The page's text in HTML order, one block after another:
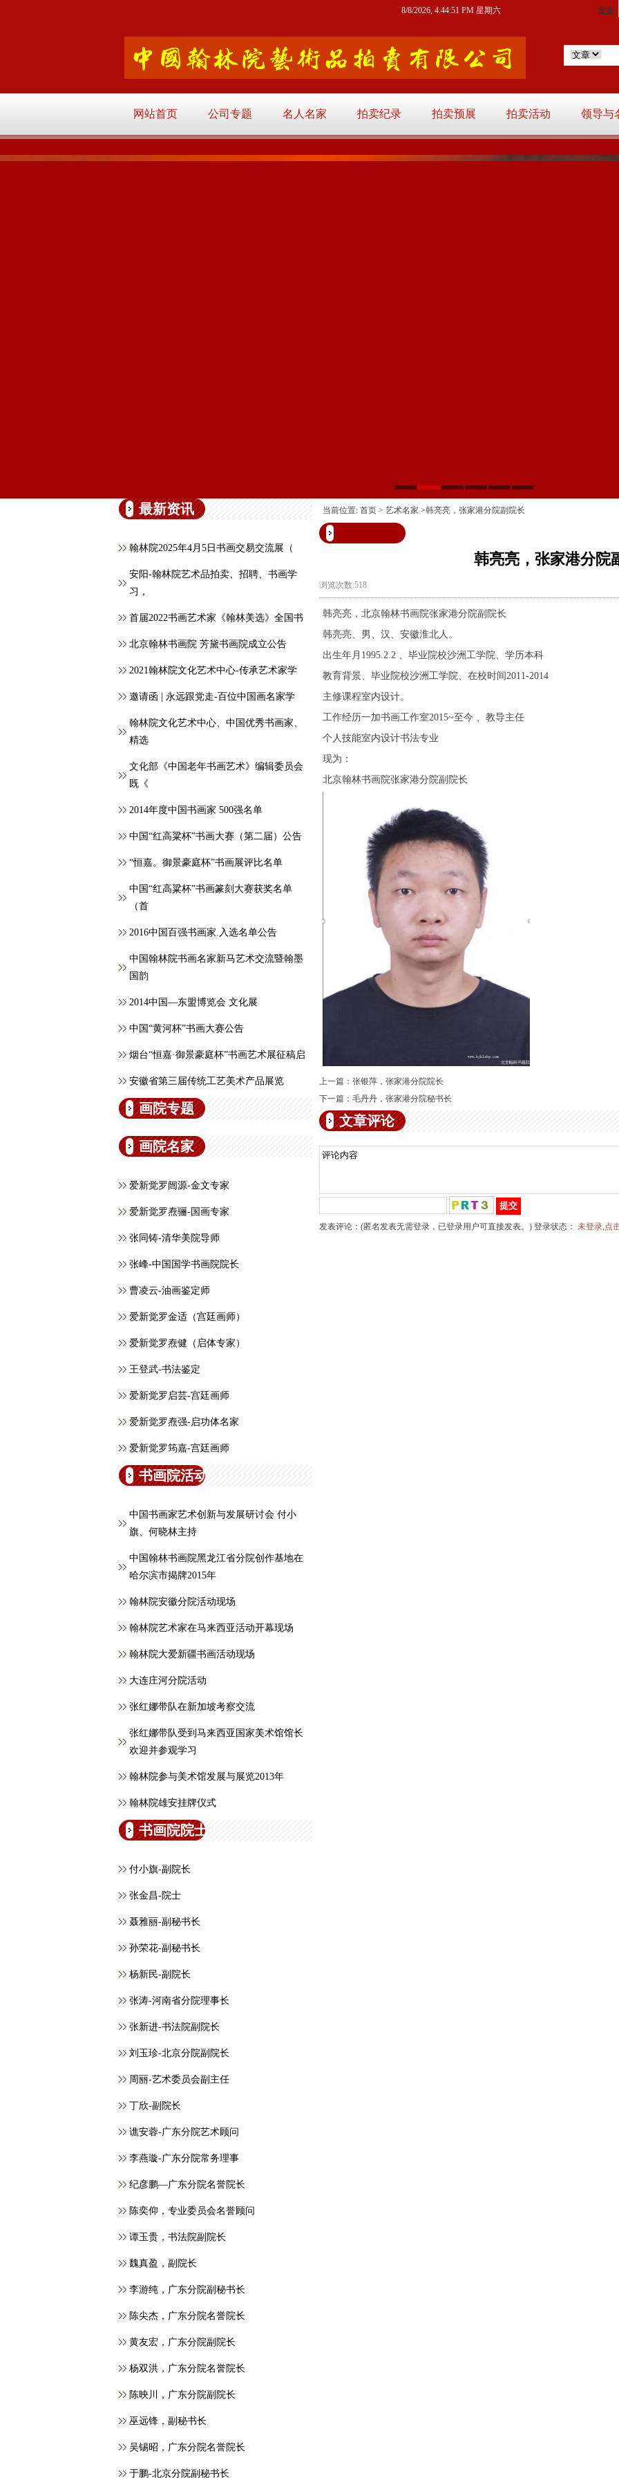
网站首页 公司专题 名人名家 拍卖纪录 拍卖预展 拍卖活动 领导与
8/8/2026, 4:44:52 PM 星期六
4
最新资讯
翰林院2025年4月5日书画交易交流展（
安阳-翰林院艺术品拍卖、招聘、书画学
习，
首届2022书画艺术家《翰林美选》全国书
北京翰林书画院 芳黛书画院成立公告
2021翰林院文化艺术中心-传承艺术家学
邀请函 | 永远跟党走-百位中国画名家学
翰林院文化艺术中心、中国优秀书画家、
精选
文化部《中国老年书画艺术》编辑委员会
既《
2014年度中国书画家 500强名单
中国“红高粱杯”书画大赛（第二届）公告
“恒嘉。御景豪庭杯”书画展评比名单
中国“红高粱杯”书画篆刻大赛获奖名单
（首
2016中国百强书画家.入选名单公告
中国翰林院书画名家新马艺术交流暨翰墨
国韵
2014中国—东盟博览会 文化展
中国“黄河杯”书画大赛公告
烟台“恒嘉·御景豪庭杯”书画艺术展征稿启
安徽省第三届传统工艺美术产品展览
画院专题
画院名家
爱新觉罗闿源-金文专家
爱新觉罗焘骊-国画专家
张同铸-清华美院导师
张峰-中国国学书画院院长
曹凌云-油画鉴定师
爱新觉罗金适（宫廷画师）
爱新觉罗焘健（启体专家）
王登武-书法鉴定
爱新觉罗启芸-宫廷画师
爱新觉罗焘强-启功体名家
爱新觉罗筠嘉-宫廷画师
书画院活动
中国书画家艺术创新与发展研讨会 付小
旗、何晓林主持
中国翰林书画院黑龙江省分院创作基地在
哈尔滨市揭牌2015年
翰林院安徽分院活动现场
翰林院艺术家在马来西亚活动开幕现场
翰林院大爱新疆书画活动现场
大连庄河分院活动
张红娜带队在新加坡考察交流
张红娜带队受到马来西亚国家美术馆馆长
欢迎并参观学习
翰林院参与美术馆发展与展览2013年
翰林院雄安挂牌仪式
书画院院士
付小旗-副院长
张金昌-院士
聂雅丽-副秘书长
孙荣花-副秘书长
杨新民-副院长
张涛-河南省分院理事长
张新进-书法院副院长
刘玉珍-北京分院副院长
周丽-艺术委员会副主任
丁欣-副院长
谯安蓉-广东分院艺术顾问
李燕璇-广东分院常务理事
纪彦鹏—广东分院名誉院长
​陈奕仰，专业委员会名誉顾问
谭玉贵，书法院副院长
魏真盈，副院长
李游纯，广东分院副秘书长
陈尖杰，广东分院名誉院长
黄友宏，广东分院副院长
杨双洪，广东分院名誉院长
陈映川，广东分院副院长
巫远锋，副秘书长
吴锡昭，广东分院名誉院长
于鹏-北京分院副秘书长
当前位置: 首页 > 艺术名家 >韩亮亮，张家港分院副院长
韩亮亮，张家港分院
浏览次数:518
韩亮亮，北京翰林书画院张家港分院副院长
韩亮亮、男、汉、安徽淮北人。
出生年月 1995.2.2 、毕业院校沙洲工学院、学历本科
教育背景、毕业院校沙洲工学院、 在校时间2011-2014
主修课程室内设计。
工作经历一加书画工作室2015~至今 、教导主任
个人技能室内设计书法专业
现为：
北京翰林书画院张家港分院副院长
上一篇： 张银萍，张家港分院院长
下一篇： 毛丹丹，张家港分院秘书长
文章评论
发表评论：(匿名发表无需登录，已登录用户可直接发表。) 登录状态： 未登录,点